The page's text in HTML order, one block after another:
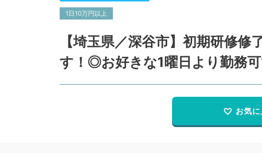
1日10万円以上
【埼玉県／深谷市】初期研修
す！◎お好きな1曜日より勤務
お気に